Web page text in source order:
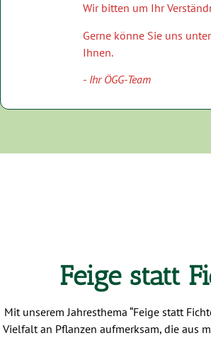
Wir bitten um Ihr
Gerne könne Sie uns unter
Ihnen.
- Ihr ÖGG-Team
Feige statt
Mit unserem Jahresthema “Feige statt
Vielfalt an Pflanzen aufmerksam, die aus